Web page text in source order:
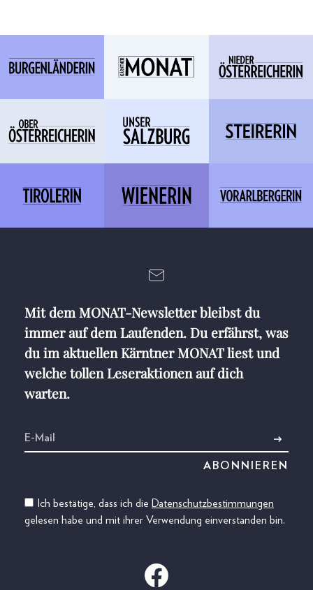
Mit dem MONAT-Newsletter bleibst du
immer auf dem Laufenden. Du erfährst, was
du im aktuellen Kärntner MONAT liest und
welche tollen Leseraktionen auf dich
warten.
Ich bestätige, dass ich die Datenschutzbestimmungen
gelesen habe und mit ihrer Verwendung einverstanden bin.